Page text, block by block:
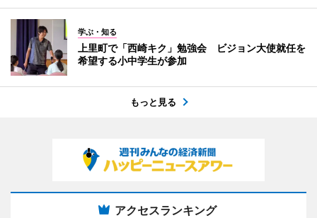
学ぶ・知る
上里町で「西崎キク」勉強会 ビジョン大使就任を
希望する小中学生が参加
もっと見る
アクセスランキング